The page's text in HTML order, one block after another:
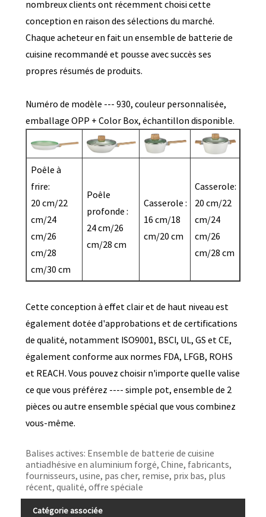
nombreux clients ont récemment choisi cette
conception en raison des sélections du marché.
Chaque acheteur en fait un ensemble de batterie de
cuisine recommandé et pousse avec succès ses
propres résumés de produits.
Numéro de modèle --- 930, couleur personnalisée,
emballage OPP + Color Box, échantillon disponible.
Poêle à
frire:
20 cm/22
cm/24
cm/26
cm/28
cm/30 cm
Poêle
profonde :
24 cm/26
cm/28 cm
Casserole :
16 cm/18
cm/20 cm
Casserole:
20 cm/22
cm/24
cm/26
cm/28 cm
Cette conception à effet clair et de haut niveau est
également dotée d'approbations et de certifications
de qualité, notamment ISO9001, BSCI, UL, GS et CE,
également conforme aux normes FDA, LFGB, ROHS
et REACH. Vous pouvez choisir n'importe quelle valise
ce que vous préférez ---- simple pot, ensemble de 2
pièces ou autre ensemble spécial que vous combinez
vous-même.
Balises actives: Ensemble de batterie de cuisine
antiadhésive en aluminium forgé, Chine, fabricants,
fournisseurs, usine, pas cher, remise, prix bas, plus
récent, qualité, offre spéciale
Catégorie associée